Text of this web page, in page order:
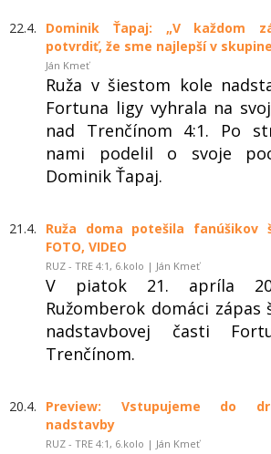
22.4.
Dominik Ťapaj: „V každom
potvrdiť, že sme najlepší v
Ján Kmeť
Ruža v šiestom kole
Fortuna ligy vyhrala na
nad Trenčínom 4:1. Po
nami podelil o svoje
Dominik Ťapaj.
21.4.
Ruža doma potešila fanúšikov
FOTO, VIDEO
RUZ - TRE 4:1, 6.kolo | Ján Kmeť
V piatok 21. apríla
Ružomberok domáci zápas
nadstavbovej časti
Trenčínom.
20.4.
Preview: Vstupujeme do
nadstavby
RUZ - TRE 4:1, 6.kolo | Ján Kmeť